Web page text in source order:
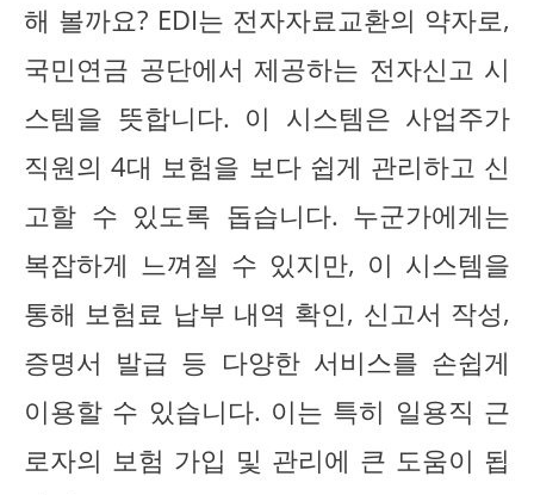
해 볼까요? EDI는 전자자료교환의 약자로,
국민연금 공단에서 제공하는 전자신고 시
스템을 뜻합니다. 이 시스템은 사업주가
직원의 4대 보험을 보다 쉽게 관리하고 신
고할 수 있도록 돕습니다. 누군가에게는
복잡하게 느껴질 수 있지만, 이 시스템을
통해 보험료 납부 내역 확인, 신고서 작성,
증명서 발급 등 다양한 서비스를 손쉽게
이용할 수 있습니다. 이는 특히 일용직 근
로자의 보험 가입 및 관리에 큰 도움이 됩